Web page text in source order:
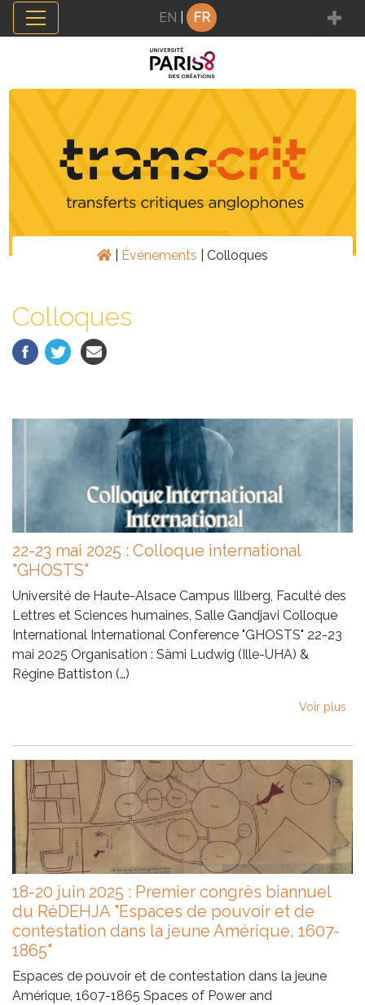
Panneau de gestion des cookies
EN FR
Événements Colloques
Colloques
22-23 mai 2025 : Colloque international
"GHOSTS"
Université de Haute-Alsace Campus Illberg, Faculté des
Lettres et Sciences humaines, Salle Gandjavi Colloque
International International Conference "GHOSTS" 22-23
mai 2025 Organisation : Sämi Ludwig (Ille-UHA) &
Régine Battiston (…)
Voir plus
18-20 juin 2025 : Premier congrès biannuel
du RéDEHJA "Espaces de pouvoir et de
contestation dans la jeune Amérique, 1607-
1865"
Espaces de pouvoir et de contestation dans la jeune
Amérique, 1607-1865 Spaces of Power and